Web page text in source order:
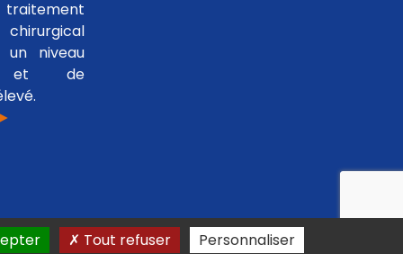
un niveau
et de
Tout refuser Personnaliser